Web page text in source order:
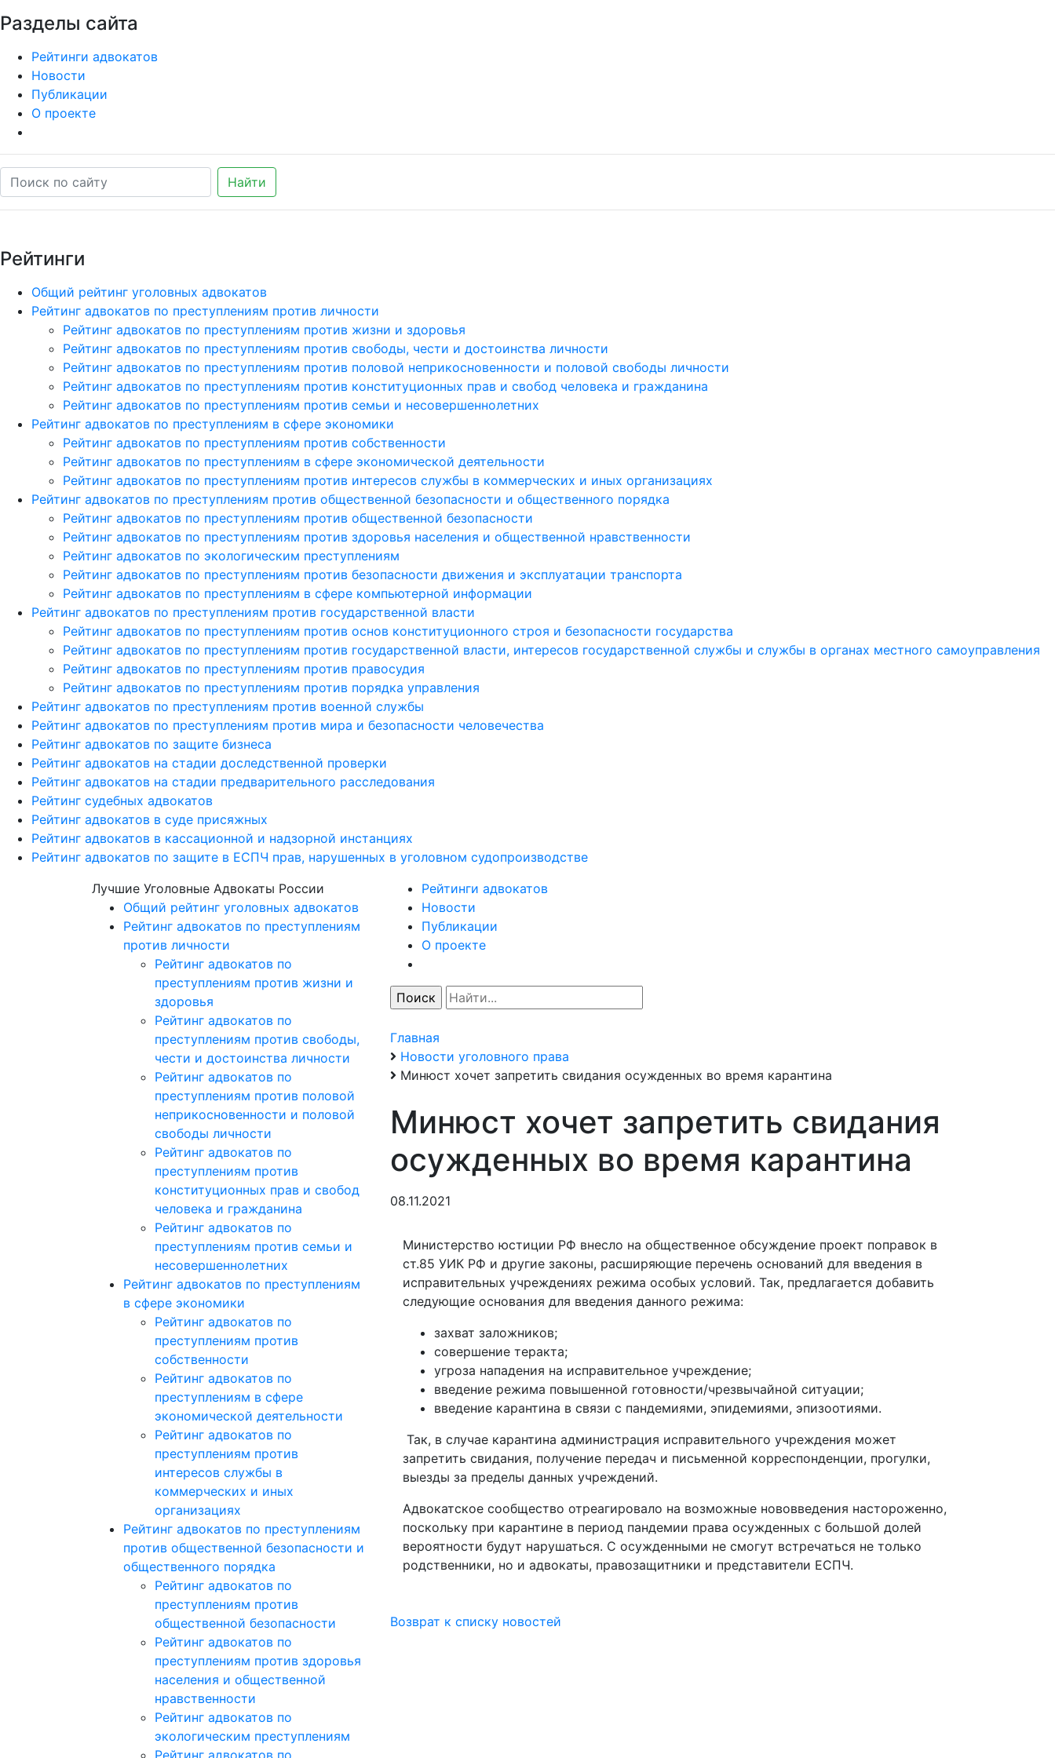
Разделы сайта
Рейтинги адвокатов
Новости
Публикации
О проекте
Найти
Рейтинги
Общий рейтинг уголовных адвокатов
Рейтинг адвокатов по преступлениям против личности
Рейтинг адвокатов по преступлениям против жизни и здоровья
Рейтинг адвокатов по преступлениям против свободы, чести и достоинства личности
Рейтинг адвокатов по преступлениям против половой неприкосновенности и половой свободы личности
Рейтинг адвокатов по преступлениям против конституционных прав и свобод человека и гражданина
Рейтинг адвокатов по преступлениям против семьи и несовершеннолетних
Рейтинг адвокатов по преступлениям в сфере экономики
Рейтинг адвокатов по преступлениям против собственности
Рейтинг адвокатов по преступлениям в сфере экономической деятельности
Рейтинг адвокатов по преступлениям против интересов службы в коммерческих и иных организациях
Рейтинг адвокатов по преступлениям против общественной безопасности и общественного порядка
Рейтинг адвокатов по преступлениям против общественной безопасности
Рейтинг адвокатов по преступлениям против здоровья населения и общественной нравственности
Рейтинг адвокатов по экологическим преступлениям
Рейтинг адвокатов по преступлениям против безопасности движения и эксплуатации транспорта
Рейтинг адвокатов по преступлениям в сфере компьютерной информации
Рейтинг адвокатов по преступлениям против государственной власти
Рейтинг адвокатов по преступлениям против основ конституционного строя и безопасности государства
Рейтинг адвокатов по преступлениям против государственной власти, интересов государственной службы и службы в органах местного самоуправления
Рейтинг адвокатов по преступлениям против правосудия
Рейтинг адвокатов по преступлениям против порядка управления
Рейтинг адвокатов по преступлениям против военной службы
Рейтинг адвокатов по преступлениям против мира и безопасности человечества
Рейтинг адвокатов по защите бизнеса
Рейтинг адвокатов на стадии доследственной проверки
Рейтинг адвокатов на стадии предварительного расследования
Рейтинг судебных адвокатов
Рейтинг адвокатов в суде присяжных
Рейтинг адвокатов в кассационной и надзорной инстанциях
Рейтинг адвокатов по защите в ЕСПЧ прав, нарушенных в уголовном судопроизводстве
Лучшие Уголовные Адвокаты России
Общий рейтинг уголовных адвокатов
Рейтинг адвокатов по преступлениям
против личности
Рейтинг адвокатов по
преступлениям против жизни и
здоровья
Рейтинг адвокатов по
преступлениям против свободы,
чести и достоинства личности
Рейтинг адвокатов по
преступлениям против половой
неприкосновенности и половой
свободы личности
Рейтинг адвокатов по
преступлениям против
конституционных прав и свобод
человека и гражданина
Рейтинг адвокатов по
преступлениям против семьи и
несовершеннолетних
Рейтинг адвокатов по преступлениям
в сфере экономики
Рейтинг адвокатов по
преступлениям против
собственности
Рейтинг адвокатов по
преступлениям в сфере
экономической деятельности
Рейтинг адвокатов по
преступлениям против
интересов службы в
коммерческих и иных
организациях
Рейтинг адвокатов по преступлениям
против общественной безопасности и
общественного порядка
Рейтинг адвокатов по
преступлениям против
общественной безопасности
Рейтинг адвокатов по
преступлениям против здоровья
населения и общественной
нравственности
Рейтинг адвокатов по
экологическим преступлениям
Рейтинг адвокатов по
Рейтинги адвокатов
Новости
Публикации
О проекте
Главная
Новости уголовного права
Минюст хочет запретить свидания осужденных во время карантина
Минюст хочет запретить свидания
осужденных во время карантина
08.11.2021
Министерство юстиции РФ внесло на общественное обсуждение проект поправок в
ст.85 УИК РФ и другие законы, расширяющие перечень оснований для введения в
исправительных учреждениях режима особых условий. Так, предлагается добавить
следующие основания для введения данного режима:
захват заложников;
совершение теракта;
угроза нападения на исправительное учреждение;
введение режима повышенной готовности/чрезвычайной ситуации;
введение карантина в связи с пандемиями, эпидемиями, эпизоотиями.
Так, в случае карантина администрация исправительного учреждения может
запретить свидания, получение передач и письменной корреспонденции, прогулки,
выезды за пределы данных учреждений.
Адвокатское сообщество отреагировало на возможные нововведения настороженно,
поскольку при карантине в период пандемии права осужденных с большой долей
вероятности будут нарушаться. С осужденными не смогут встречаться не только
родственники, но и адвокаты, правозащитники и представители ЕСПЧ.
Возврат к списку новостей